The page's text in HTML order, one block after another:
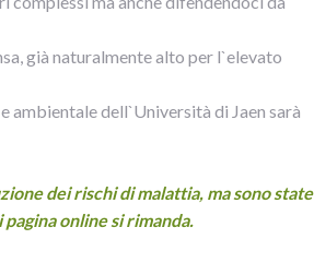
già naturalmente alto per l`elevato
ambientale dell`Università di Jaen sarà
dei rischi di malattia, ma sono state
online si rimanda.